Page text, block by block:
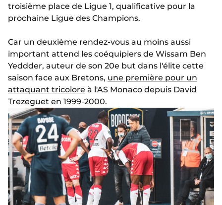
troisième place de Ligue 1, qualificative pour la
prochaine Ligue des Champions.
Car un deuxième rendez-vous au moins aussi
important attend les coéquipiers de Wissam Ben
Yeddder, auteur de son 20e but dans l'élite cette
saison face aux Bretons, une première pour un
attaquant tricolore à l'AS Monaco depuis David
Trezeguet en 1999-2000.